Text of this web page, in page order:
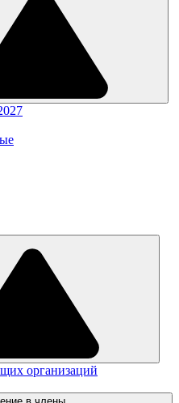
организаций